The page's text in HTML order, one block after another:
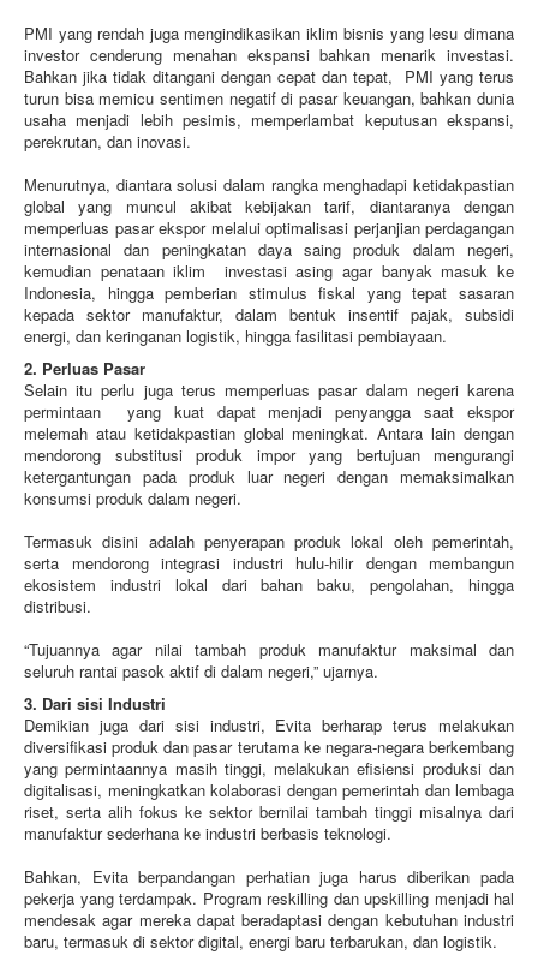
PMI yang rendah juga mengindikasikan iklim bisnis yang lesu dimana
investor cenderung menahan ekspansi bahkan menarik investasi.
Bahkan jika tidak ditangani dengan cepat dan tepat, PMI yang terus
turun bisa memicu sentimen negatif di pasar keuangan, bahkan dunia
usaha menjadi lebih pesimis, memperlambat keputusan ekspansi,
perekrutan, dan inovasi.
Menurutnya, diantara solusi dalam rangka menghadapi ketidakpastian
global yang muncul akibat kebijakan tarif, diantaranya dengan
memperluas pasar ekspor melalui optimalisasi perjanjian perdagangan
internasional dan peningkatan daya saing produk dalam negeri,
kemudian penataan iklim investasi asing agar banyak masuk ke
Indonesia, hingga pemberian stimulus fiskal yang tepat sasaran
kepada sektor manufaktur, dalam bentuk insentif pajak, subsidi
energi, dan keringanan logistik, hingga fasilitasi pembiayaan.
2. Perluas Pasar
Selain itu perlu juga terus memperluas pasar dalam negeri karena
permintaan yang kuat dapat menjadi penyangga saat ekspor
melemah atau ketidakpastian global meningkat. Antara lain dengan
mendorong substitusi produk impor yang bertujuan mengurangi
ketergantungan pada produk luar negeri dengan memaksimalkan
konsumsi produk dalam negeri.
Termasuk disini adalah penyerapan produk lokal oleh pemerintah,
serta mendorong integrasi industri hulu-hilir dengan membangun
ekosistem industri lokal dari bahan baku, pengolahan, hingga
distribusi.
“Tujuannya agar nilai tambah produk manufaktur maksimal dan
seluruh rantai pasok aktif di dalam negeri,” ujarnya.
3. Dari sisi Industri
Demikian juga dari sisi industri, Evita berharap terus melakukan
diversifikasi produk dan pasar terutama ke negara-negara berkembang
yang permintaannya masih tinggi, melakukan efisiensi produksi dan
digitalisasi, meningkatkan kolaborasi dengan pemerintah dan lembaga
riset, serta alih fokus ke sektor bernilai tambah tinggi misalnya dari
manufaktur sederhana ke industri berbasis teknologi.
Bahkan, Evita berpandangan perhatian juga harus diberikan pada
pekerja yang terdampak. Program reskilling dan upskilling menjadi hal
mendesak agar mereka dapat beradaptasi dengan kebutuhan industri
baru, termasuk di sektor digital, energi baru terbarukan, dan logistik.